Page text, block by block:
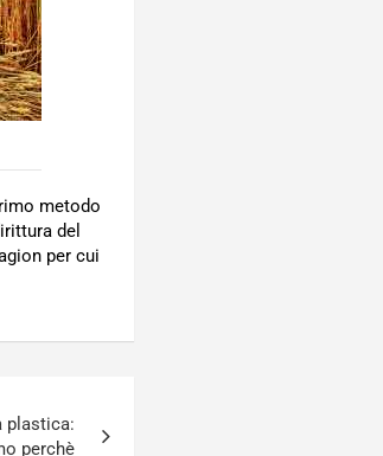
metodo
del
per cui
plastica:
perchè